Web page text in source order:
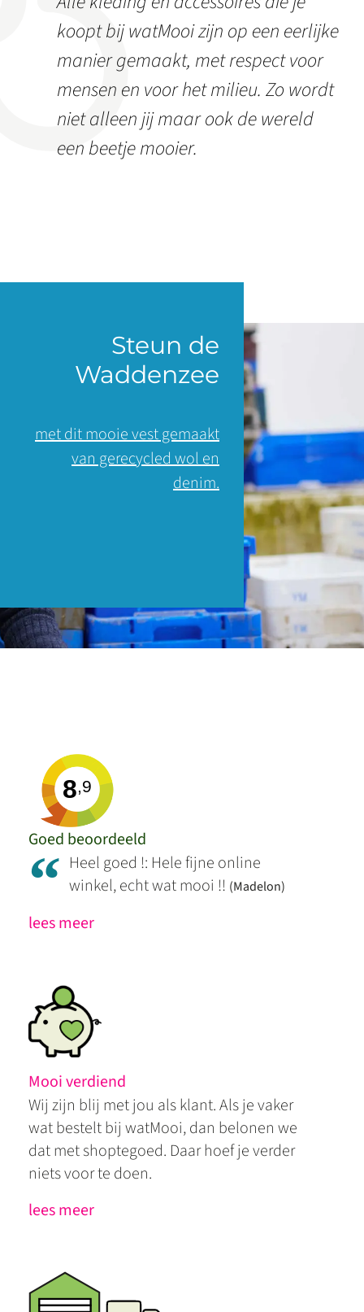
koopt bij watMooi zijn op een eerlijke
manier gemaakt, met respect voor
mensen en voor het milieu. Zo wordt
niet alleen jij maar ook de wereld
een beetje mooier.
Steun de
Waddenzee
met dit mooie vest gemaakt
van gerecycled wol en
denim.
8,9
Goed beoordeeld
“ Heel goed !: Hele fijne online
winkel, echt wat mooi !! (Madelon)
lees meer
Mooi verdiend
Wij zijn blij met jou als klant. Als je vaker
wat bestelt bij watMooi, dan belonen we
dat met shoptegoed. Daar hoef je verder
niets voor te doen.
lees meer